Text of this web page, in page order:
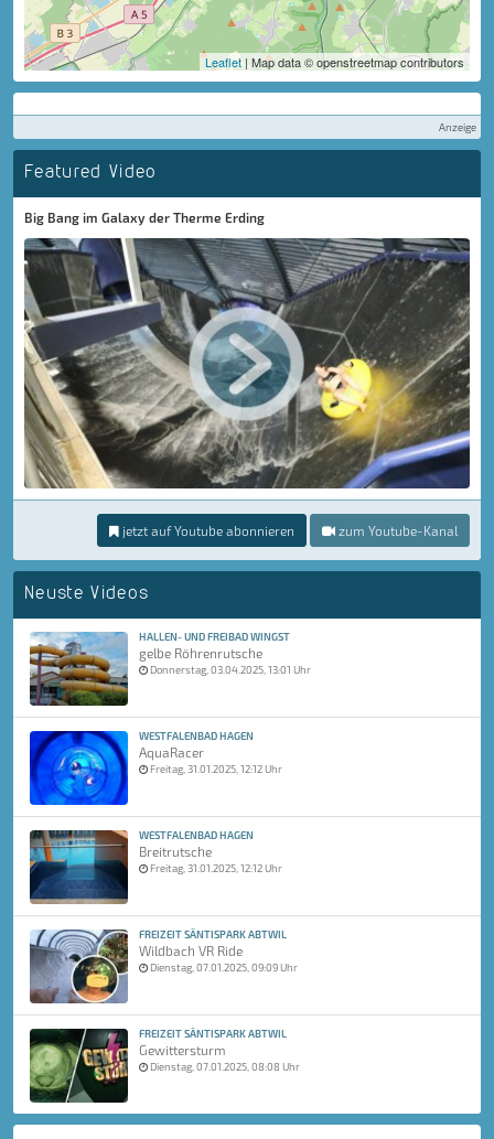
Leaflet | Map data © openstreetmap contributors
Anzeige
Featured Video
Big Bang im Galaxy der Therme Erding
jetzt auf Youtube abonnieren zum Youtube-Kanal
Neuste Videos
HALLEN- UND FREIBAD WINGST
gelbe Röhrenrutsche
Donnerstag, 03.04.2025, 13:01 Uhr
WESTFALENBAD HAGEN
AquaRacer
Freitag, 31.01.2025, 12:12 Uhr
WESTFALENBAD HAGEN
Breitrutsche
Freitag, 31.01.2025, 12:12 Uhr
FREIZEIT SÄNTISPARK ABTWIL
Wildbach VR Ride
Dienstag, 07.01.2025, 09:09 Uhr
FREIZEIT SÄNTISPARK ABTWIL
Gewittersturm
Dienstag, 07.01.2025, 08:08 Uhr